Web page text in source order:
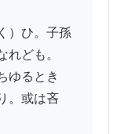
）ひ。子孫
れども。
ゆるとき
。或は吝